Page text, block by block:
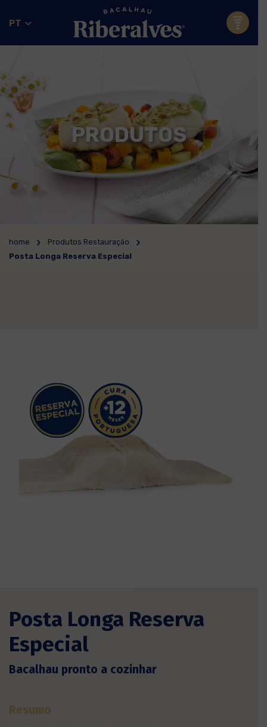
PT
PRODUTOS
home
Produtos Restauração
Posta Longa Reserva Especial
Posta Longa Reserva
Especial
Bacalhau pronto a cozinhar
Resumo